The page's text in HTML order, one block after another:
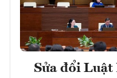
Sửa đổi